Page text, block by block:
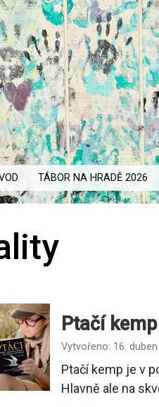
TÁBOR NA HRADĚ 2026
Ptačí
Vytvořeno: 16.
Ptačí kemp je v
Hlavně ale na